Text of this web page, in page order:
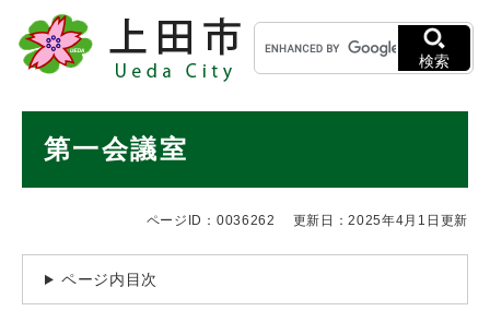
メニューを飛ばして本文へ
キ
ー
ワ
検索
第一会議室
ページID：0036262 更新日：2025年4月1日更新
ページ内目次